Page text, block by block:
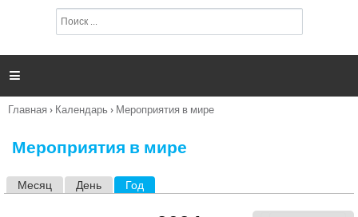
п
и

Вы
Главная › Календарь › Мероприятия в мире
Мероприятия в мире
Месяц День Год